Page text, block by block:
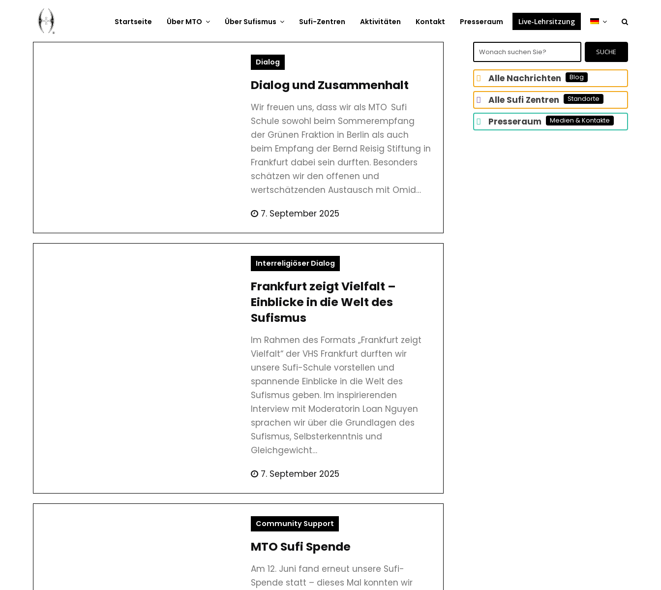
Startseite Über MTO Über Sufismus Sufi-Zentren Aktivitäten Kontakt Presseraum Live-Lehrsitzung
Dialog
Dialog und Zusammenhalt
Wir freuen uns, dass wir als MTO Sufi
Schule sowohl beim Sommerempfang
der Grünen Fraktion in Berlin als auch
beim Empfang der Bernd Reisig Stiftung in
Frankfurt dabei sein durften. Besonders
schätzen wir den offenen und
wertschätzenden Austausch mit Omid…
7. September 2025
Interreligiöser Dialog
Frankfurt zeigt Vielfalt –
Einblicke in die Welt des
Sufismus
Im Rahmen des Formats „Frankfurt zeigt
Vielfalt“ der VHS Frankfurt durften wir
unsere Sufi-Schule vorstellen und
spannende Einblicke in die Welt des
Sufismus geben. Im inspirierenden
Interview mit Moderatorin Loan Nguyen
sprachen wir über die Grundlagen des
Sufismus, Selbsterkenntnis und
Gleichgewicht…
7. September 2025
Community Support
MTO Sufi Spende
Am 12. Juni fand erneut unsere Sufi-
Spende statt – dieses Mal konnten wir
Wonach
suchen
Sie?
SUCHE
Alle Nachrichten Blog
Alle Sufi Zentren Standorte
Presseraum Medien & Kontakte